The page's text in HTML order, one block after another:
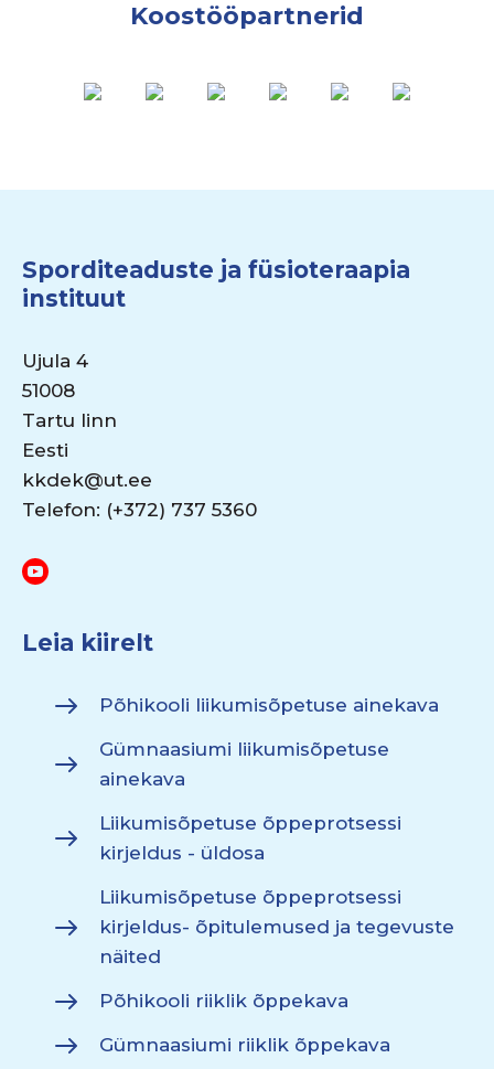
Koostööpartnerid
Sporditeaduste ja füsioteraapia
instituut
Ujula 4
51008
Tartu linn
Eesti
kkdek@ut.ee
Telefon: (+372) 737 5360
Leia kiirelt
Põhikooli liikumisõpetuse ainekava
Gümnaasiumi liikumisõpetuse
ainekava
Liikumisõpetuse õppeprotsessi
kirjeldus - üldosa
Liikumisõpetuse õppeprotsessi
kirjeldus- õpitulemused ja tegevuste
näited
Põhikooli riiklik õppekava
Gümnaasiumi riiklik õppekava